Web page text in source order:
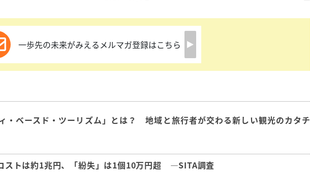
一歩先の未来がみえるメルマガ登録はこちら
・ベースド・ツーリズム」とは？ 地域と旅行者が交わる新しい観光のカタチ
ストは約1兆円、「紛失」は1個10万円超 ―SITA調査